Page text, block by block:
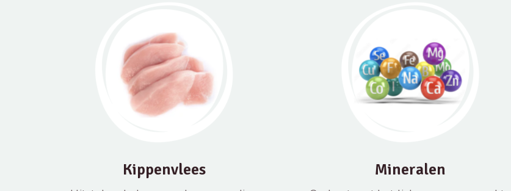
Kippenvlees Mineralen